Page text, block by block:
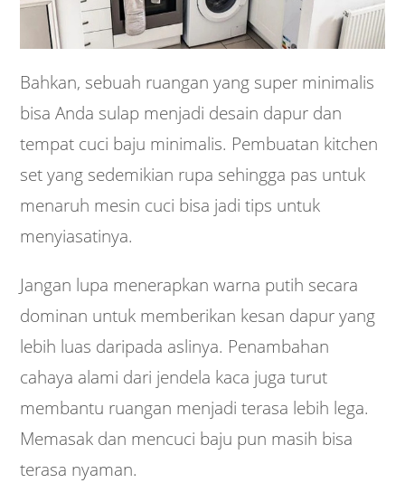
Bahkan, sebuah ruangan yang super minimalis
bisa Anda sulap menjadi desain dapur dan
tempat cuci baju minimalis. Pembuatan kitchen
set yang sedemikian rupa sehingga pas untuk
menaruh mesin cuci bisa jadi tips untuk
menyiasatinya.
Jangan lupa menerapkan warna putih secara
dominan untuk memberikan kesan dapur yang
lebih luas daripada aslinya. Penambahan
cahaya alami dari jendela kaca juga turut
membantu ruangan menjadi terasa lebih lega.
Memasak dan mencuci baju pun masih bisa
terasa nyaman.